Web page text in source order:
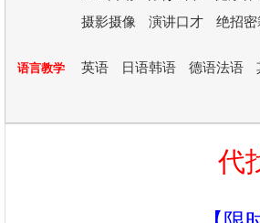
摄影摄像
演讲口才 绝招密
语言教学 英语 日语韩语 德语法语
代